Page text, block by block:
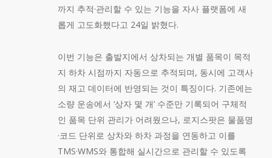
까지 추적·관리할 수 있는 기능을 자사 플랫폼에 새
롭게 고도화했다고 24일 밝혔다.
이번 기능은 출발지에서 상차되는 개별 품목이 목적
지 하차 시점까지 자동으로 추적되며, 동시에 고객사
의 재고 데이터에 반영되는 것이 특징이다. 기존에는
소량 운송에서 ‘상자 몇 개’ 수준만 기록되어 구체적
인 품목 단위 관리가 어려웠으나, 로지스팟은 물품명
·코드 단위로 상차와 하차 과정을 연동하고 이를
TMS·WMS와 통합해 실시간으로 관리할 수 있도록